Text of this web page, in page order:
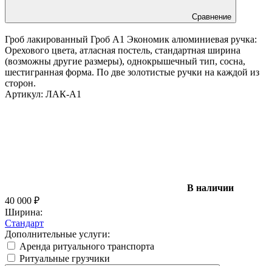
Сравнение
Гроб лакированный Гроб А1 Экономик алюминиевая ручка:
Орехового цвета, атласная постель, стандартная ширина
(возможны другие размеры), однокрышечный тип, сосна,
шестигранная форма. По две золотистые ручки на каждой из
сторон.
Артикул: ЛАК-А1
В наличии
40 000 ₽
Ширина:
Стандарт
Дополнительные услуги:
Аренда ритуального транспорта
Ритуальные грузчики